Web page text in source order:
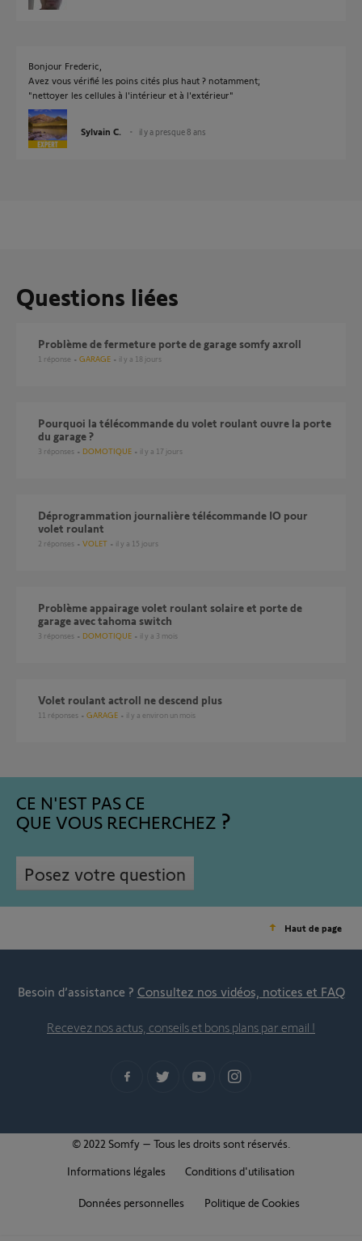
Bonjour Frederic,
Avez vous vérifié les poins cités plus haut ? notamment;
"nettoyer les cellules à l'intérieur et à l'extérieur"
Sylvain C. il y a presque 8 ans
Questions liées
Problème de fermeture porte de garage somfy axroll
1 réponse GARAGE il y a 18 jours
pourquoi la télécommande du volet roulant ouvre la porte
du garage ?
3 réponses DOMOTIQUE il y a 17 jours
Déprogrammation journalière télécommande IO pour
volet roulant
2 réponses VOLET il y a 15 jours
Problème appairage volet roulant solaire et porte de
garage avec tahoma switch
3 réponses DOMOTIQUE il y a 3 mois
Volet roulant actroll ne descend plus
11 réponses GARAGE il y a environ un mois
CE N'EST PAS CE
QUE VOUS RECHERCHEZ
Posez votre question
Haut de page
Besoin d’assistance ? Consultez nos vidéos, notices et FAQ
Recevez nos actus, conseils et bons plans par email !
© 2022 Somfy – Tous les droits sont réservés.
Informations légales
Conditions d'utilisation
Données personnelles Politique de Cookies